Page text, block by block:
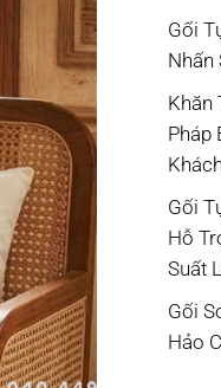
Gối
Nhấn
Khăn
Pháp
Gối
Hỗ
Suất
Gối
Hảo